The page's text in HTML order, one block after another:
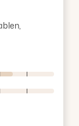
4.85 von 5